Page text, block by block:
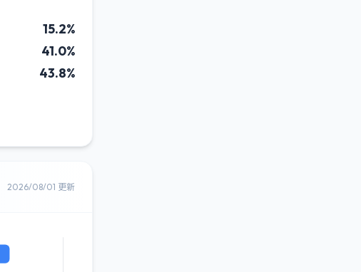
15.2%
41.0%
43.8%
2026/08/01 更新